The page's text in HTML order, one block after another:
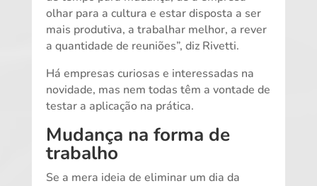
olhar para a cultura e estar disposta a ser
mais produtiva, a trabalhar melhor, a rever
a quantidade de reuniões”, diz Rivetti.
Há empresas curiosas e interessadas na
novidade, mas nem todas têm a vontade de
testar a aplicação na prática.
Mudança na forma de
trabalho
Se a mera ideia de eliminar um dia da